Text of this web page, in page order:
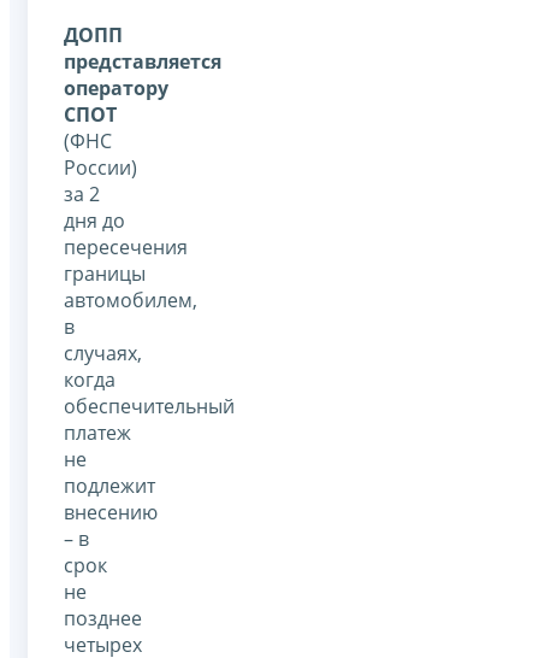
ДОПП
представляется
оператору
СПОТ
(ФНС
России)
за 2
дня до
пересечения
границы
автомобилем,
в
случаях,
когда
обеспечительный
платеж
не
подлежит
внесению
– в
срок
не
позднее
четырех